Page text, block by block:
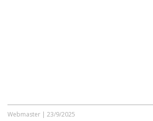
Webmaster | 23/9/2025